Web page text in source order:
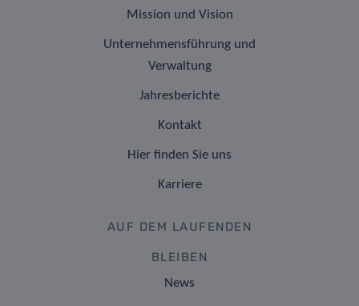
Mission und Vision
Unternehmensführung und
Verwaltung
Jahresberichte
Kontakt
Hier finden Sie uns
Karriere
AUF DEM LAUFENDEN
BLEIBEN
News